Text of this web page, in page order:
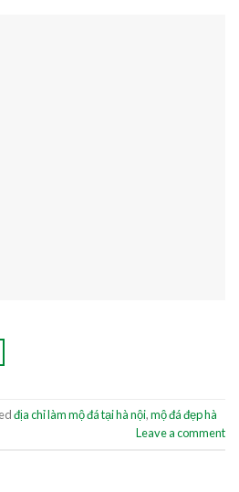
địa chỉ làm mộ đá tại hà nội,mộ đá đẹp hà
Leave a comment